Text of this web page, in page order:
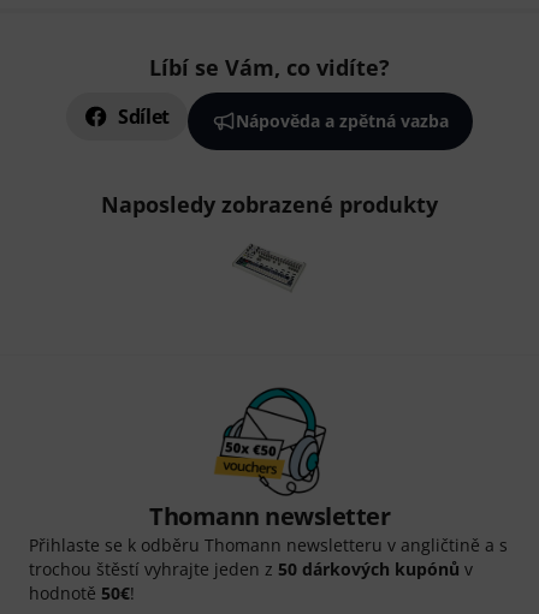
Líbí se Vám, co vidíte?
Sdílet Nápověda a zpětná vazba
Naposledy zobrazené produkty
Thomann newsletter
Přihlaste se k odběru Thomann newsletteru v angličtině a s
trochou štěstí vyhrajte jeden z 50 dárkových kupónů v
hodnotě 50€!